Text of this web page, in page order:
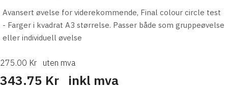
Avansert øvelse for viderekommende, Final colour circle test
- Farger i kvadrat A3 størrelse. Passer både som gruppeøvelse
eller individuell øvelse
275.00 Kr uten mva
343.75 Kr inkl mva